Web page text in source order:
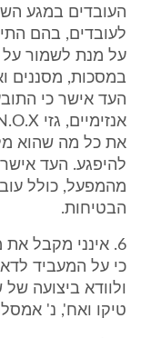
העובדים במגע
לעובדים, בהם
על מנת לשמור על
במסכות, מסננים
העד אישר כי
את כל מה שהוא
להיפגע. העד אישר
מהמפעל, כולל
הבטיחות.
6. אינני מקבל
כי על המעביד
טיקו ואח', נ' אמסלם פ"ד לה (2)